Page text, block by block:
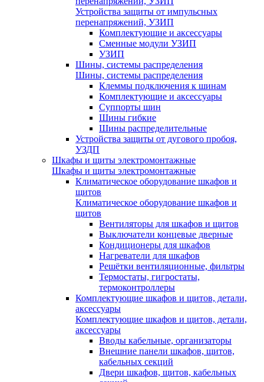
Устройства защиты от импульсных
перенапряжений, УЗИП
Комплектующие и аксессуары
Сменные модули УЗИП
УЗИП
Шины, системы распределения
Шины, системы распределения
Клеммы подключения к шинам
Комплектующие и аксессуары
Суппорты шин
Шины гибкие
Шины распределительные
Устройства защиты от дугового пробоя,
УЗДП
Шкафы и щиты электромонтажные
Шкафы и щиты электромонтажные
Климатическое оборудование шкафов и
щитов
Климатическое оборудование шкафов и
щитов
Вентиляторы для шкафов и щитов
Выключатели концевые дверные
Кондиционеры для шкафов
Нагреватели для шкафов
Решётки вентиляционные, фильтры
Термостаты, гигростаты,
термоконтроллеры
Комплектующие шкафов и щитов, детали,
аксессуары
Комплектующие шкафов и щитов, детали,
аксессуары
Вводы кабельные, организаторы
Внешние панели шкафов, щитов,
кабельных секций
Двери шкафов, щитов, кабельных